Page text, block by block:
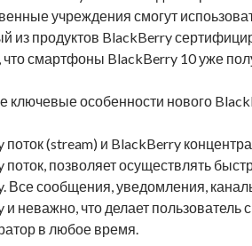
учреждения смогут
из продуктов BlackBerry
смартфоны BlackBerry 10 уже
ключевые особенности нового
поток (stream) и BlackBerry
поток, позволяет осуществлять
Все сообщения, уведомления,
и неважно, что делает пользователь
в любое время.